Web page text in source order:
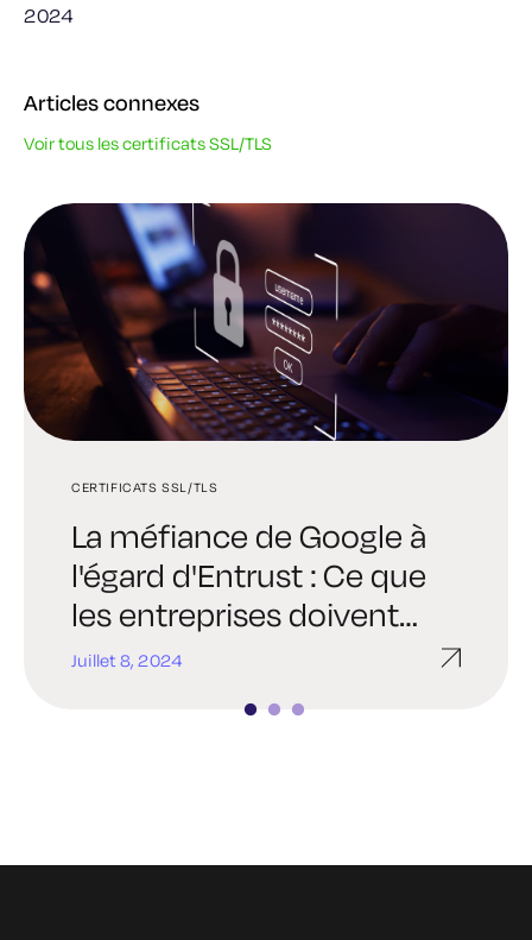
2024
Articles connexes
Voir tous les certificats SSL/TLS
CERTIFICATS SSL/TLS
La méfiance de Google à
l'égard d'Entrust : Ce que
les entreprises doivent
savoir
Juillet 8, 2024
GESTION DES CERTIFICATS
La façon la moins
stressante de corriger un
certificat expiré SSL
Juin 20, 2024
GESTION DES CERTIFICATS
Comment renouveler et
automatiser les certificats
SSL
Juin 13, 2024